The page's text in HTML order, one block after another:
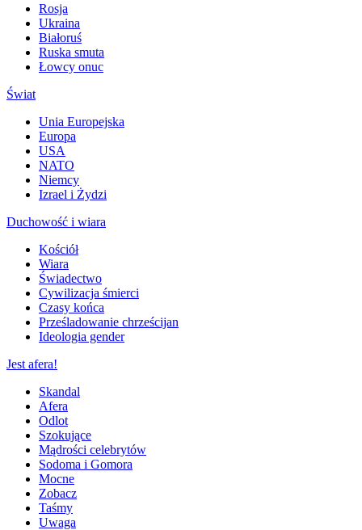
Rosja
Ukraina
Białoruś
Ruska smuta
Łowcy onuc
Świat
Unia Europejska
Europa
USA
NATO
Niemcy
Izrael i Żydzi
Duchowość i wiara
Kościół
Wiara
Świadectwo
Cywilizacja śmierci
Czasy końca
Prześladowanie chrześcijan
Ideologia gender
Jest afera!
Skandal
Afera
Odlot
Szokujące
Mądrości celebrytów
Sodoma i Gomora
Mocne
Zobacz
Taśmy
Uwaga